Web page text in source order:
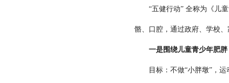
“五健行动” 全称为《儿童
骼、口腔，通过政府、学校
一是围绕儿童青少年肥
目标：不做“小胖墩”，运